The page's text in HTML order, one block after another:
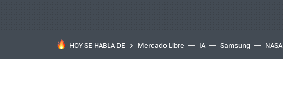
HOY SE HABLA DE Mercado Libre IA Samsung NASA